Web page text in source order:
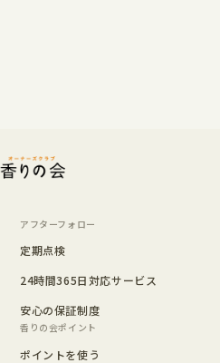
アフターフォロー
定期点検
24時間365日対応サービス
安心の保証制度
香りの会ポイント
ポイントを使う